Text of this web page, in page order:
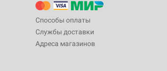
Способы оплаты
Службы доставки
Адреса магазинов